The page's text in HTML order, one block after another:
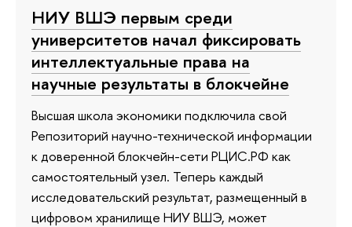
НИУ ВШЭ первым среди
университетов начал фиксировать
интеллектуальные права на
научные результаты в блокчейне
Высшая школа экономики подключила свой
Репозиторий научно-технической информации
к доверенной блокчейн-сети РЦИС.РФ как
самостоятельный узел. Теперь каждый
исследовательский результат, размещенный в
цифровом хранилище НИУ ВШЭ, может